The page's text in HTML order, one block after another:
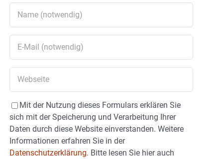
Mit der Nutzung dieses Formulars erklären Sie
sich mit der Speicherung und Verarbeitung Ihrer
Daten durch diese Website einverstanden. Weitere
Informationen erfahren Sie in der
Datenschutzerklärung. Bitte lesen Sie hier auch